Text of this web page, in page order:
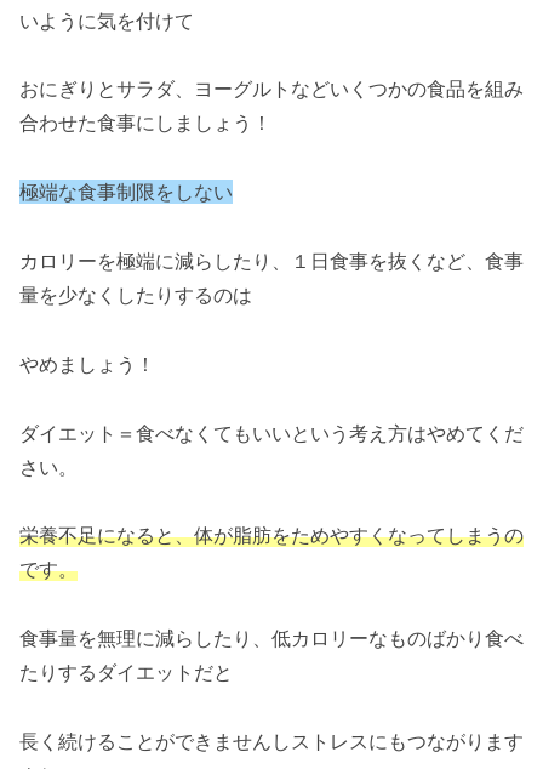
いように気を付けて
おにぎりとサラダ、ヨーグルトなどいくつかの食品を組み
合わせた食事にしましょう！
極端な食事制限をしない
カロリーを極端に減らしたり、１日食事を抜くなど、食事
量を少なくしたりするのは
やめましょう！
ダイエット＝食べなくてもいいという考え方はやめてくだ
さい。
栄養不足になると、体が脂肪をためやすくなってしまうの
です。
食事量を無理に減らしたり、低カロリーなものばかり食べ
たりするダイエットだと
長く続けることができませんしストレスにもつながります